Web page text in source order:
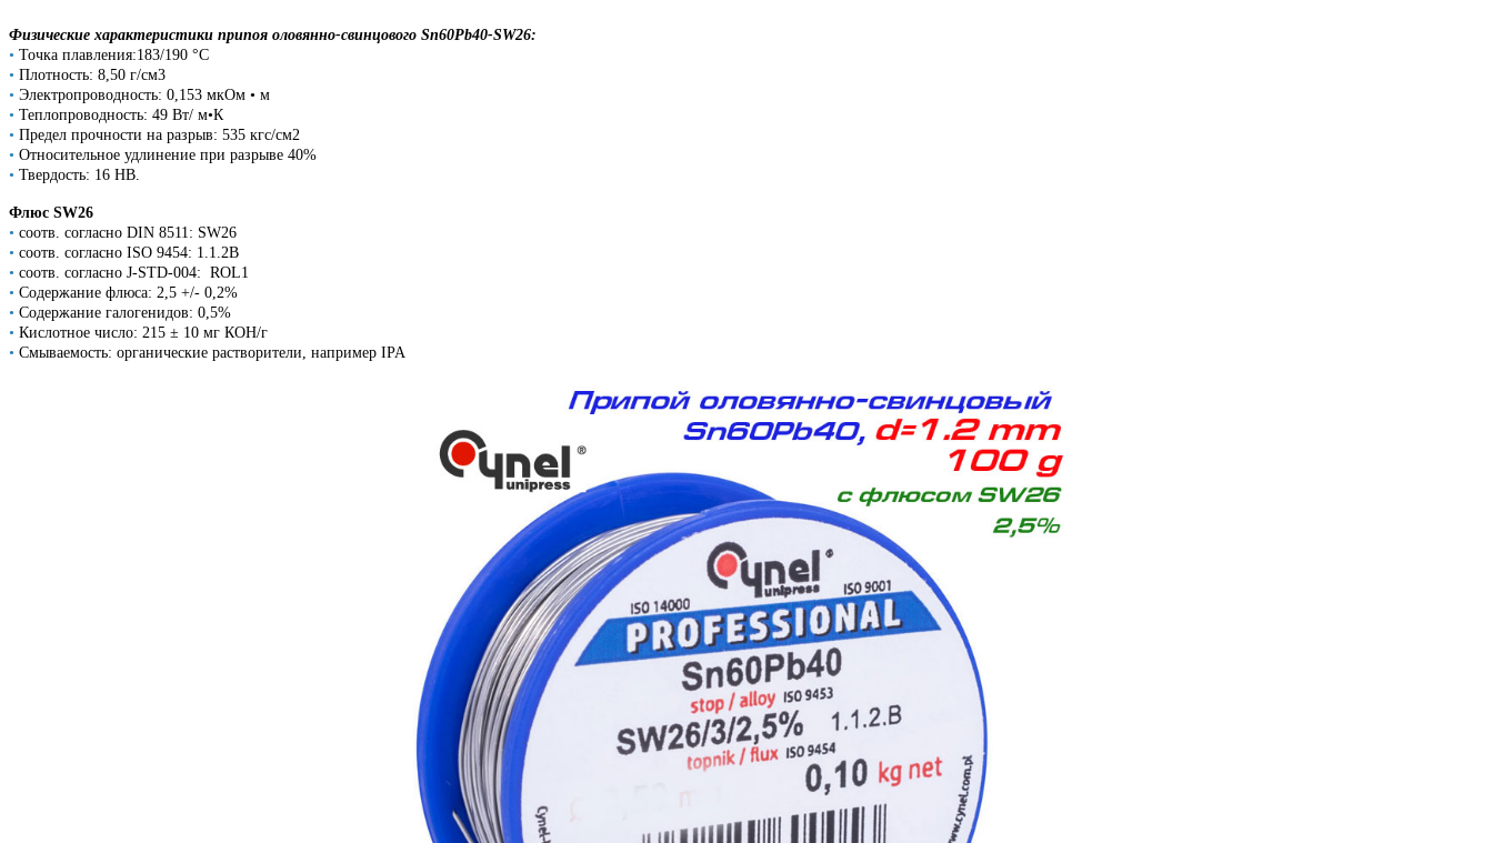
Физические характеристики припоя оловянно-свинцового Sn60Pb40-SW26:
• Точка плавления:183/190 °C
• Плотность: 8,50 г/см3
• Электропроводность: 0,153 мкОм • м
• Теплопроводность: 49 Вт/ м•К
• Предел прочности на разрыв: 535 кгс/см2
• Относительное удлинение при разрыве 40%
• Твердость: 16 HB.
Флюс SW26
• соотв. согласно DIN 8511: SW26
• соотв. согласно ISO 9454: 1.1.2B
• соотв. согласно J-STD-004: ROL1
• Содержание флюса: 2,5 +/- 0,2%
• Содержание галогенидов: 0,5%
• Кислотное число: 215 ± 10 мг КОН/г
• Смываемость: органические растворители, например IPA